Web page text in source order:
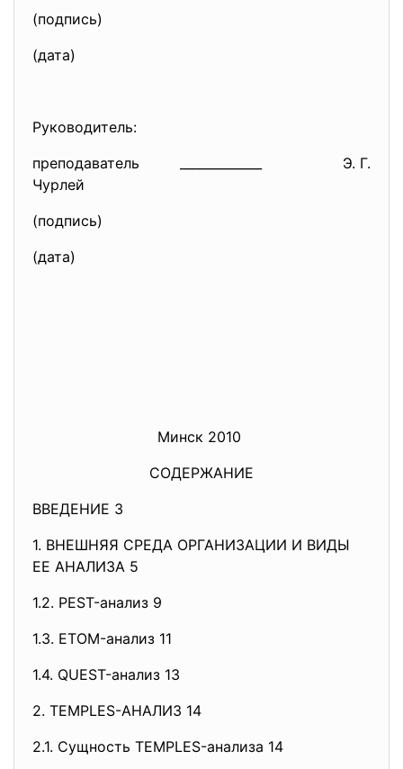
(подпись)
(дата)
Руководитель:
преподаватель _____________ Э. Г.
Чурлей
(подпись)
(дата)
Минск 2010
СОДЕРЖАНИЕ
ВВЕДЕНИЕ 3
1. ВНЕШНЯЯ СРЕДА ОРГАНИЗАЦИИ И ВИДЫ
ЕЕ АНАЛИЗА 5
1.2. PEST-анализ 9
1.3. ETOM-анализ 11
1.4. QUEST-анализ 13
2. TEMPLES-АНАЛИЗ 14
2.1. Сущность TEMPLES-анализа 14